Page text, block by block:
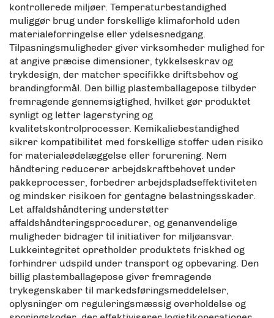
kontrollerede miljøer. Temperaturbestandighed
muliggør brug under forskellige klimaforhold uden
materialeforringelse eller ydelsesnedgang.
Tilpasningsmuligheder giver virksomheder mulighed for
at angive præcise dimensioner, tykkelseskrav og
trykdesign, der matcher specifikke driftsbehov og
brandingformål. Den billig plastemballagepose tilbyder
fremragende gennemsigtighed, hvilket gør produktet
synligt og letter lagerstyring og
kvalitetskontrolprocesser. Kemikaliebestandighed
sikrer kompatibilitet med forskellige stoffer uden risiko
for materialeødelæggelse eller forurening. Nem
håndtering reducerer arbejdskraftbehovet under
pakkeprocesser, forbedrer arbejdspladseffektiviteten
og mindsker risikoen for gentagne belastningsskader.
Let affaldshåndtering understøtter
affaldshåndteringsprocedurer, og genanvendelige
muligheder bidrager til initiativer for miljøansvar.
Lukkeintegritet opretholder produktets friskhed og
forhindrer udspild under transport og opbevaring. Den
billig plastemballagepose giver fremragende
trykegenskaber til markedsføringsmeddelelser,
oplysninger om reguleringsmæssig overholdelse og